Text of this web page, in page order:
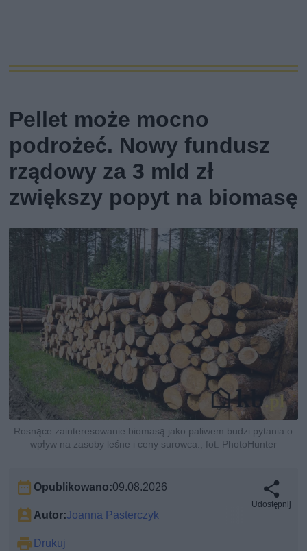
Pellet może mocno
podrożeć. Nowy fundusz
rządowy za 3 mld zł
zwiększy popyt na biomasę
Rosnące zainteresowanie biomasą jako paliwem budzi pytania o
wpływ na zasoby leśne i ceny surowca., fot. PhotoHunter
Opublikowano:09.08.2026
Autor:Joanna Pasterczyk
Drukuj
Udostępnij